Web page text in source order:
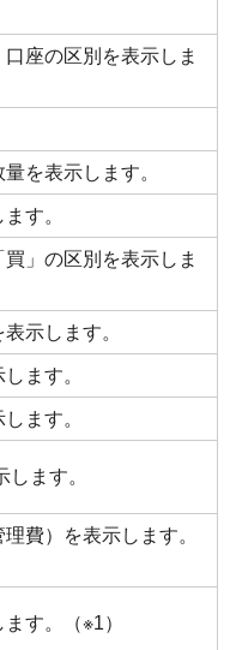
口座の区別を表示しま
を表示します。
す。
買」の区別を表示しま
示します。
ます。
ます。
します。
費）を表示します。
す。（※1）